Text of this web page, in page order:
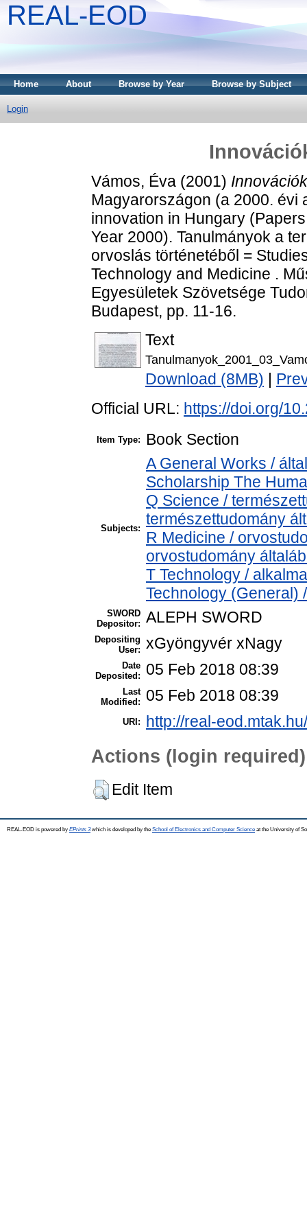
REAL-EOD
Home About Browse by Year Browse by Subject
Login
Vámos, Éva (2001)
Magyarországon (a 2000. évi
innovation in Hungary
Year 2000). Tanulmányok a
orvoslás történetéből =
Technology and Medicine .
Egyesületek Szövetsége
Budapest, pp. 11-16.
Text
Download (8MB)
Official URL: https://doi.org/
Item Type: Book Section
Subjects:
A General Works /
Scholarship The
Q Science /
természettudomány
R Medicine /
orvostudomány
T Technology /
Technology (General)
SWORD
Depositor: ALEPH SWORD
Depositing
User: xGyöngyvér xNagy
Date
Deposited:
05 Feb 2018 08:39
Last
Modified:
05 Feb 2018 08:39
URI: http://real-
Actions (login required)
Edit Item
REAL-EOD is powered by EPrints 3which is developed by the School of Electronics and Computer Science at the University of